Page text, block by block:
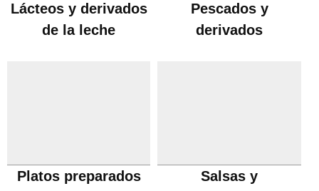
Lácteos y derivados
de la leche
Pescados y
derivados
Platos preparados
Salsas y